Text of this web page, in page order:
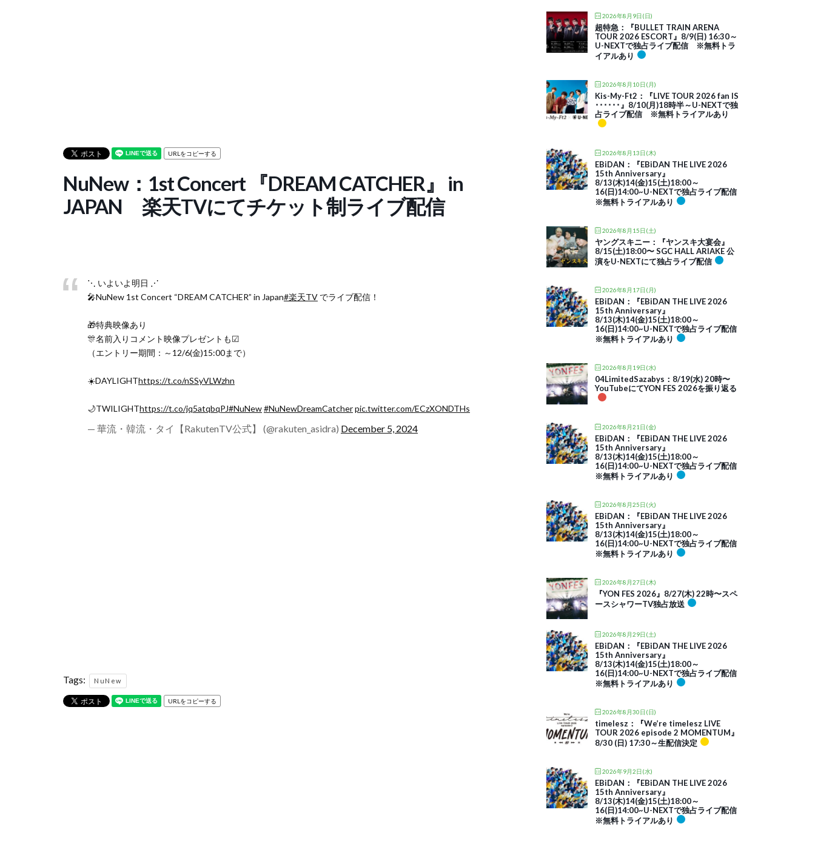
URLをコピーする
NuNew：1st Concert 『DREAM CATCHER』 in
JAPAN 楽天TVにてチケット制ライブ配信
⋱ いよいよ明日 ⋰
🎤NuNew 1st Concert “DREAM CATCHER” in Japan#楽天TV でライブ配信！
🎁特典映像あり
🎊名前入りコメント映像プレゼントも☑
（エントリー期間：～12/6(金)15:00まで）
☀️DAYLIGHThttps://t.co/nSSyVLWzhn
🌙TWILIGHThttps://t.co/jq5atqbqPJ#NuNew#NuNewDreamCatcherpic.twitter.com/ECzXONDTHs
— 華流・韓流・タイ【RakutenTV公式】 (@rakuten_asidra) December 5, 2024
Tags: NuNew
URLをコピーする
2026年8月9日(日)
超特急：『BULLET TRAIN ARENA
TOUR 2026 ESCORT』8/9(日) 16:30～
U-NEXTで独占ライブ配信 ※無料トラ
イアルあり
2026年8月10日(月)
Kis-My-Ft2：『LIVE TOUR 2026 fan IS
･･････』8/10(月)18時半～U-NEXTで独
占ライブ配信 ※無料トライアルあり
2026年8月13日(木)
EBiDAN：『EBiDAN THE LIVE 2026
15th Anniversary』
8/13(木)14(金)15(土)18:00～
16(日)14:00~U-NEXTで独占ライブ配信
※無料トライアルあり
2026年8月15日(土)
ヤングスキニー：『ヤンスキ大宴会』
8/15(土)18:00〜 SGC HALL ARIAKE 公
演をU-NEXTにて独占ライブ配信
2026年8月17日(月)
EBiDAN：『EBiDAN THE LIVE 2026
15th Anniversary』
8/13(木)14(金)15(土)18:00～
16(日)14:00~U-NEXTで独占ライブ配信
※無料トライアルあり
2026年8月19日(水)
04LimitedSazabys：8/19(水) 20時〜
YouTubeにてYON FES 2026を振り返る
2026年8月21日(金)
EBiDAN：『EBiDAN THE LIVE 2026
15th Anniversary』
8/13(木)14(金)15(土)18:00～
16(日)14:00~U-NEXTで独占ライブ配信
※無料トライアルあり
2026年8月25日(火)
EBiDAN：『EBiDAN THE LIVE 2026
15th Anniversary』
8/13(木)14(金)15(土)18:00～
16(日)14:00~U-NEXTで独占ライブ配信
※無料トライアルあり
2026年8月27日(木)
『YON FES 2026』8/27(木) 22時〜スペ
ースシャワーTV独占放送
2026年8月29日(土)
EBiDAN：『EBiDAN THE LIVE 2026
15th Anniversary』
8/13(木)14(金)15(土)18:00～
16(日)14:00~U-NEXTで独占ライブ配信
※無料トライアルあり
2026年8月30日(日)
timelesz：『We’re timelesz LIVE
TOUR 2026 episode 2 MOMENTUM』
8/30 (日) 17:30～生配信決定
2026年9月2日(水)
EBiDAN：『EBiDAN THE LIVE 2026
15th Anniversary』
8/13(木)14(金)15(土)18:00～
16(日)14:00~U-NEXTで独占ライブ配信
※無料トライアルあり